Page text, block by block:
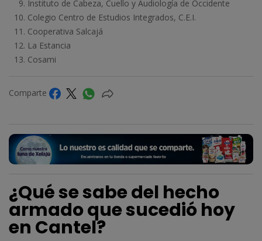
Instituto de Cabeza, Cuello y Audiología de Occidente
Colegio Centro de Estudios Integrados, C.E.I.
Cooperativa Salcajá
La Estancia
Cosami
Comparte
¿Qué se sabe del hecho
armado que sucedió hoy
en Cantel?